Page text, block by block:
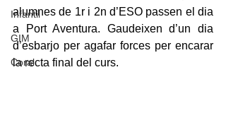
Infantil
GIM
Coral
alumnes de 1r i 2n d’ESO passen el dia
a Port Aventura. Gaudeixen d’un dia
d’esbarjo per agafar forces per encarar
la recta final del curs.